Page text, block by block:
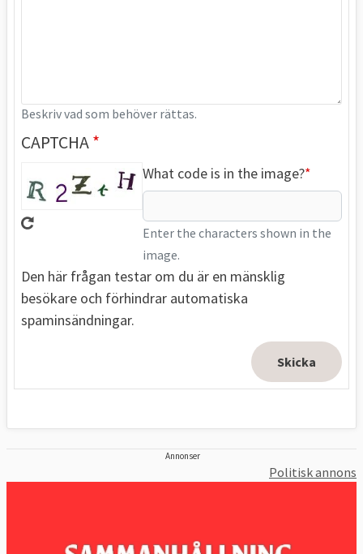
Beskriv vad som behöver rättas.
CAPTCHA
What code is in the image?
Enter the characters shown in the
image.
Den här frågan testar om du är en mänsklig
besökare och förhindrar automatiska
spaminsändningar.
Annonser
Politisk annons